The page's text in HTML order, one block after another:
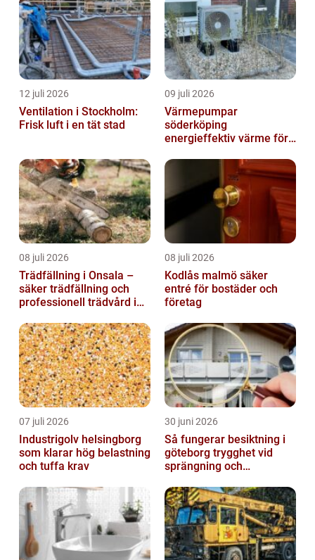
12 juli 2026
Ventilation i Stockholm:
Frisk luft i en tät stad
09 juli 2026
Värmepumpar
söderköping
energieffektiv värme för
08 juli 2026
Trädfällning i Onsala –
säker trädfällning och
professionell trädvård i
08 juli 2026
Kodlås malmö säker
entré för bostäder och
företag
07 juli 2026
Industrigolv helsingborg
som klarar hög belastning
och tuffa krav
30 juni 2026
Så fungerar besiktning i
göteborg trygghet vid
sprängning och